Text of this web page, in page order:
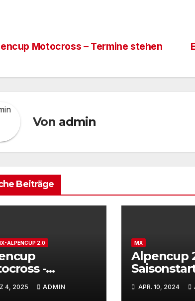
Motocross – Termine stehen
Von admin
Beiträge
ALPENCUP 2.0
-
4, 2025 ADMIN
MX
Alpencup
April 2024
APR. 10, 2024